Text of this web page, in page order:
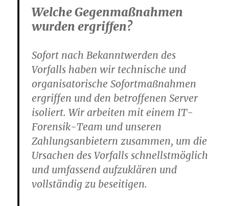
Welche Gegenmaßnahmen
wurden ergriffen?
Sofort nach Bekanntwerden des
Vorfalls haben wir technische und
organisatorische Sofortmaßnahmen
ergriffen und den betroffenen Server
isoliert. Wir arbeiten mit einem IT-
Forensik-Team und unseren
Zahlungsanbietern zusammen, um die
Ursachen des Vorfalls schnellstmöglich
und umfassend aufzuklären und
vollständig zu beseitigen.